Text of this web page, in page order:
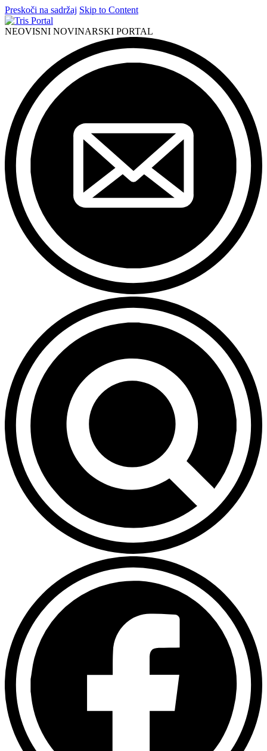
Preskoči na sadržaj Skip to Content
NEOVISNI NOVINARSKI PORTAL